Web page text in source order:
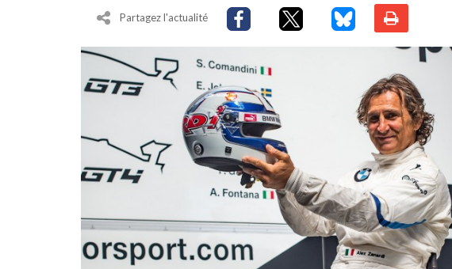
Partagez l'actualité